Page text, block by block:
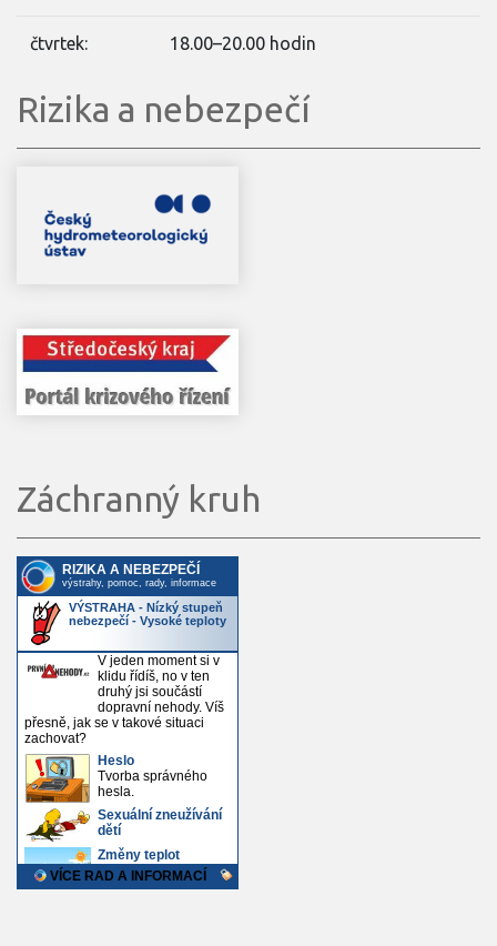
čtvrtek: 18.00–20.00 hodin
Rizika a nebezpečí
Záchranný kruh